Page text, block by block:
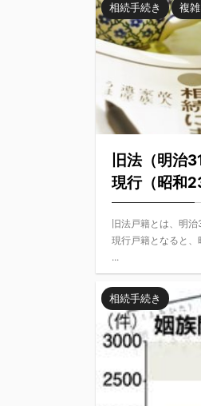
相続手続き 複
旧法（明治
現行（昭和
旧法戸籍とは、明
現行戸籍となると
...
相続手続き